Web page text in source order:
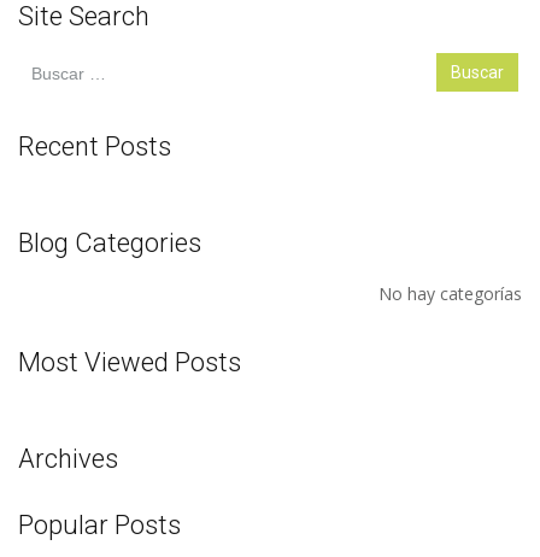
Site Search
Recent Posts
Blog Categories
No hay categorías
Most Viewed Posts
Archives
Popular Posts